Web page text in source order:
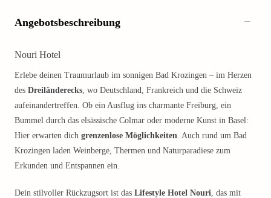
Angebotsbeschreibung
Nouri Hotel
Erlebe deinen Traumurlaub im sonnigen Bad Krozingen – im Herzen
des Dreiländerecks, wo Deutschland, Frankreich und die Schweiz
aufeinandertreffen. Ob ein Ausflug ins charmante Freiburg, ein
Bummel durch das elsässische Colmar oder moderne Kunst in Basel:
Hier erwarten dich grenzenlose Möglichkeiten. Auch rund um Bad
Krozingen laden Weinberge, Thermen und Naturparadiese zum
Erkunden und Entspannen ein.
Dein stilvoller Rückzugsort ist das Lifestyle Hotel Nouri, das mit